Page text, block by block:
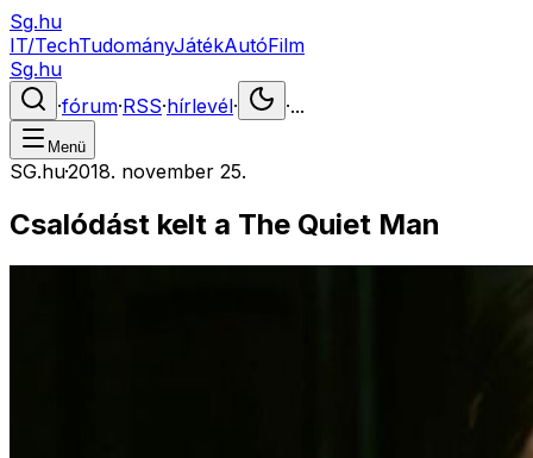
Sg.hu
IT/TechTudományJátékAutóFilm
Sg.hu
·fórum·RSS·hírlevél· ·...
Menü
SG.hu·2018. november 25.
Csalódást kelt a The Quiet Man